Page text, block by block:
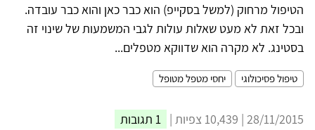
הטיפול מרחוק (למשל בסקייפ) הוא כבר כאן והוא כבר עובדה.
ובכל זאת לא מעט שאלות עולות לגבי המשמעות של שינוי זה
בסטינג. לא מקרה הוא שדווקא מטפלים...
טיפול פסיכולוגי יחסי מטפל מטופל
28/11/2015 | 10,439 צפיות | 1 תגובות